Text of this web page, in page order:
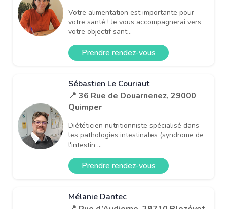
Votre alimentation est importante pour
votre santé ! Je vous accompagnerai vers
votre objectif sant...
Prendre rendez-vous
Sébastien Le Couriaut
📍 36 Rue de Douarnenez, 29000
Quimper
Diététicien nutritionniste spécialisé dans
les pathologies intestinales (syndrome de
l'intestin ...
Prendre rendez-vous
Mélanie Dantec